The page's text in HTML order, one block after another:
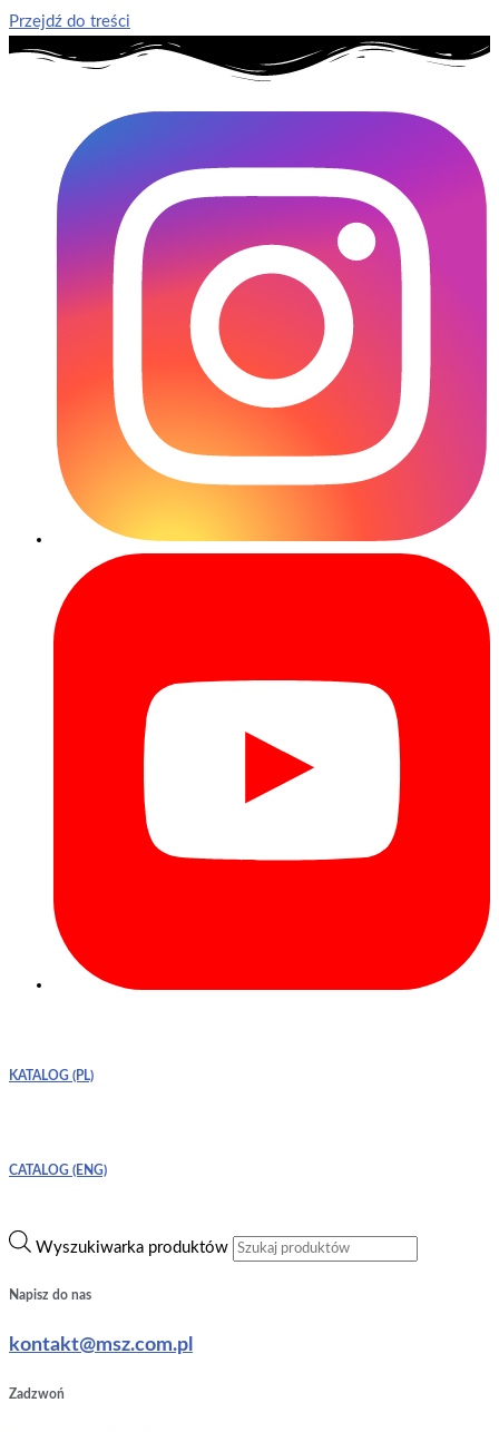
Przejdź do treści
KATALOG (PL)
CATALOG (ENG)
Wyszukiwarka produktów
Napisz do nas
kontakt@msz.com.pl
Zadzwoń